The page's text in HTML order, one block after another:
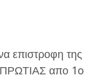
επιστροφη της
απο 1o